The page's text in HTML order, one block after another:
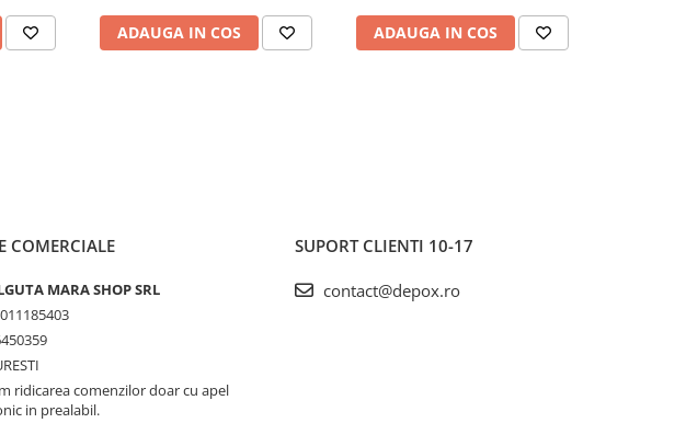
ADAUGA IN COS ADAUGA IN COS
COMERCIALE
MARA SHOP SRL
ridicarea comenzilor doar cu apel
in prealabil.
SUPORT CLIENTI 10-17
contact@depox.ro